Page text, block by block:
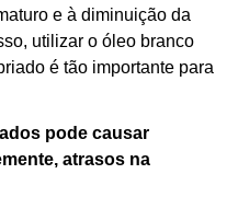
e à diminuição da
utilizar o óleo branco
é tão importante para
pode causar
atrasos na